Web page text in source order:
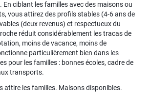
En ciblant les familles avec des maisons ou
vous attirez des profils stables (4-6 ans de
(deux revenus) et respectueux du
réduit considérablement les tracas de
moins de vacance, moins de
particulièrement bien dans les
pour les familles : bonnes écoles, cadre de
transports.
attire les familles. Maisons disponibles.